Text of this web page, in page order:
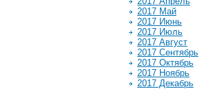
2017 Май
2017 Июнь
2017 Июль
2017 Август
2017 Сентябрь
2017 Октябрь
2017 Ноябрь
2017 Декабрь